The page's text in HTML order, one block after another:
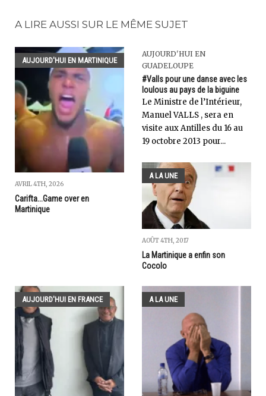
A LIRE AUSSI SUR LE MÊME SUJET
AUJOURD'HUI EN MARTINIQUE
AVRIL 4TH, 2026
Carifta...Game over en
Martinique
AUJOURD'HUI EN
GUADELOUPE
#Valls pour une danse avec les
loulous au pays de la biguine
Le Ministre de l’Intérieur,
Manuel VALLS , sera en
visite aux Antilles du 16 au
19 octobre 2013 pour...
A LA UNE
AOÛT 4TH, 2017
La Martinique a enfin son
Cocolo
AUJOURD'HUI EN FRANCE A LA UNE